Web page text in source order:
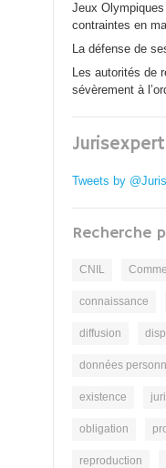
Jeux
contraintes en
La défense de
Les autorités de
sévèrement à
Tweets by
Recherche
CNIL
connaissance
diffusion
données
existence
obligation
reproduction